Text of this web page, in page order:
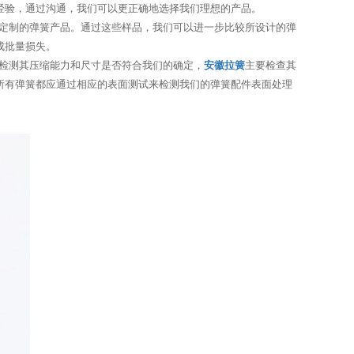
，通过沟通，我们可以更正确地选择我们理想的产品。
的弹簧产品。通过这些样品，我们可以进一步比较所设计的弹
量损失。
测其压缩能力和尺寸是否符合我们的确定， 安徽拉簧主要检查其
弹簧都应通过相应的表面测试来检测我们的弹簧配件表面处理